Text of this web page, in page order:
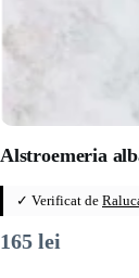
Alstroemeria
✓ Verificat de
165 lei